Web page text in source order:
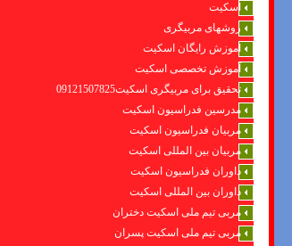
اسکیت
روشهای مربیگری
اموزش رایگان اسکیت
آموزش تخصصی اسکیت
تحقیق برای مربیگری اسکیت09121507825
مدرسین فدراسیون اسکیت
مربیان فدراسیون اسکیت
مربیان بین المللی اسکیت
داوران فدراسیون اسکیت
داوران بین المللی اسکیت
مربی تیم ملی اسکیت دختران
مربی تیم ملی اسکیت پسران